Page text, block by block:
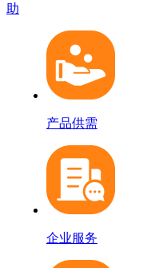
助
产品供需
企业服务